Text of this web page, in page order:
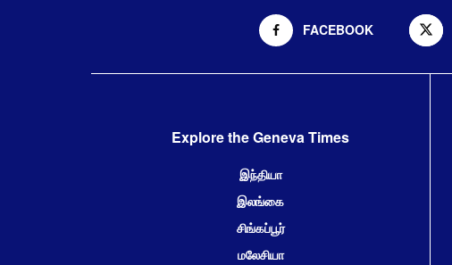
FACEBOOK
Explore the Geneva Times
இந்தியா
இலங்கை
சிங்கப்பூர்
மலேசியா